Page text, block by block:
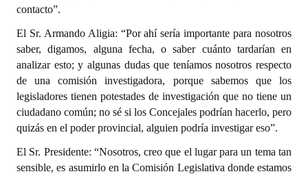
contacto”.
El Sr. Armando Aligia: “Por ahí sería importante para nosotros
saber, digamos, alguna fecha, o saber cuánto tardarían en
analizar esto; y algunas dudas que teníamos nosotros respecto
de una comisión investigadora, porque sabemos que los
legisladores tienen potestades de investigación que no tiene un
ciudadano común; no sé si los Concejales podrían hacerlo, pero
quizás en el poder provincial, alguien podría investigar eso”.
El Sr. Presidente: “Nosotros, creo que el lugar para un tema tan
sensible, es asumirlo en la Comisión Legislativa donde estamos